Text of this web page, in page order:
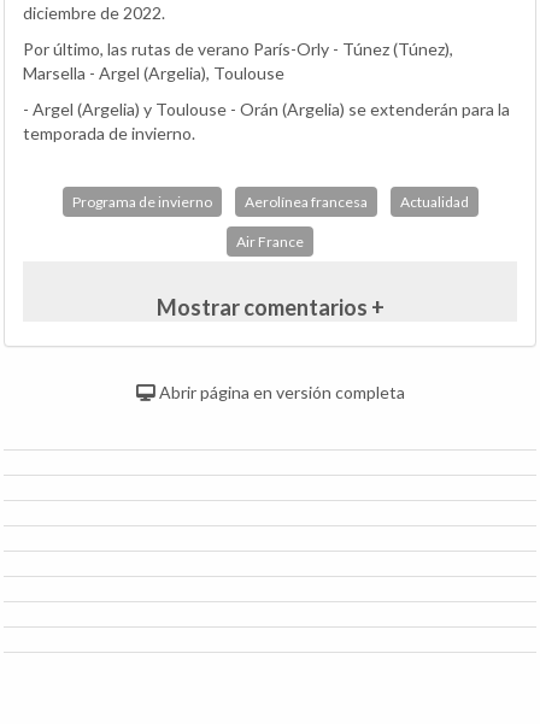
diciembre de 2022.
Por último, las rutas de verano París-Orly - Túnez (Túnez),
Marsella - Argel (Argelia), Toulouse
- Argel (Argelia) y Toulouse - Orán (Argelia) se extenderán para la
temporada de invierno.
Programa de invierno Aerolínea francesa Actualidad
Air France
Mostrar comentarios +
Abrir página en versión completa